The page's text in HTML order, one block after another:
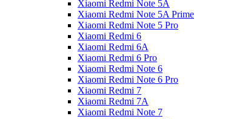
Xiaomi Redmi Note 5A
Xiaomi Redmi Note 5A Prime
Xiaomi Redmi Note 5 Pro
Xiaomi Redmi 6
Xiaomi Redmi 6A
Xiaomi Redmi 6 Pro
Xiaomi Redmi Note 6
Xiaomi Redmi Note 6 Pro
Xiaomi Redmi 7
Xiaomi Redmi 7A
Xiaomi Redmi Note 7